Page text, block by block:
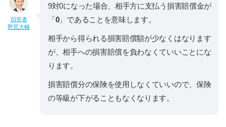
回答者
野尻大輔
9対0になった場合、相手方に支払う損害賠償金が
「0」であることを意味します。
相手から得られる損害賠償額が少なくはなります
が、相手への損害賠償を負わなくていいことにな
ります。
損害賠償分の保険を使用しなくていいので、保険
の等級が下がることもなくなります。